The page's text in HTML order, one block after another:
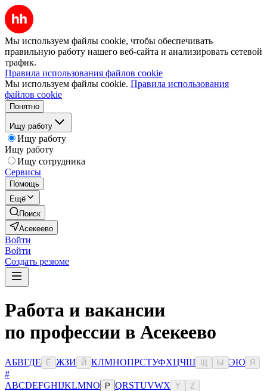
Мы используем файлы cookie, чтобы обеспечивать
правильную работу нашего веб-сайта и анализировать сетевой
трафик.
Правила использования файлов cookie
Мы используем файлы cookie. Правила использования
файлов cookie
Понятно
Ищу работу
Ищу работу
Ищу работу
Ищу сотрудника
Сервисы
Помощь
Ещё
Поиск
Асекеево
Войти
Войти
Создать резюме
Работа и вакансии
по профессии в Асекеево
АБВГДЕ Ё ЖЗИ Й КЛМНОПРСТУФХЦЧШ Ы ЭЮ Я
#
ABCDEFGHIJKLMNO P QRSTUVWX Y Z